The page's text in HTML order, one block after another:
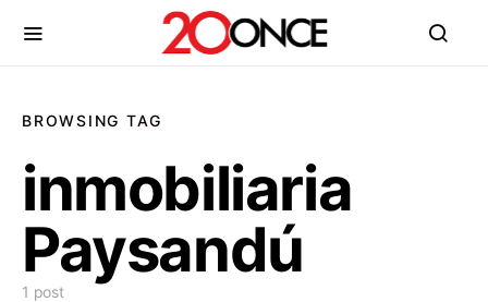
BROWSING TAG
inmobiliaria
Paysandú
1 post